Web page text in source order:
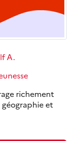
A.
richement
et